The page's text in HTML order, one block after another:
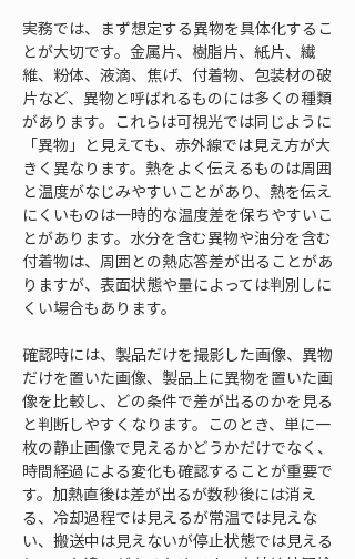
実務では、まず想定する異物を具体化するこ
とが大切です。金属片、樹脂片、紙片、繊
維、粉体、液滴、焦げ、付着物、包装材の破
片など、異物と呼ばれるものには多くの種類
があります。これらは可視光では同じように
「異物」と見えても、赤外線では見え方が大
きく異なります。熱をよく伝えるものは周囲
と温度がなじみやすいことがあり、熱を伝え
にくいものは一時的な温度差を保ちやすいこ
とがあります。水分を含む異物や油分を含む
付着物は、周囲との熱応答差が出ることがあ
りますが、表面状態や量によっては判別しに
くい場合もあります。
確認時には、製品だけを撮影した画像、異物
だけを置いた画像、製品上に異物を置いた画
像を比較し、どの条件で差が出るのかを見る
と判断しやすくなります。このとき、単に一
枚の静止画像で見えるかどうかだけでなく、
時間経過による変化も確認することが重要で
す。加熱直後は差が出るが数秒後には消え
る、冷却過程では見えるが常温では見えな
い、搬送中は見えないが停止状態では見える